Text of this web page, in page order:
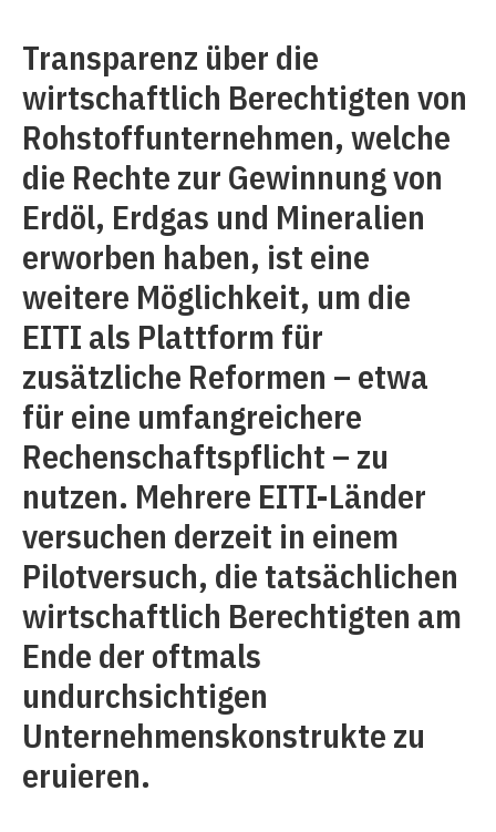
Transparenz über die
wirtschaftlich Berechtigten von
Rohstoffunternehmen, welche
die Rechte zur Gewinnung von
Erdöl, Erdgas und Mineralien
erworben haben, ist eine
weitere Möglichkeit, um die
EITI als Plattform für
zusätzliche Reformen – etwa
für eine umfangreichere
Rechenschaftspflicht – zu
nutzen. Mehrere EITI-Länder
versuchen derzeit in einem
Pilotversuch, die tatsächlichen
wirtschaftlich Berechtigten am
Ende der oftmals
undurchsichtigen
Unternehmenskonstrukte zu
eruieren.